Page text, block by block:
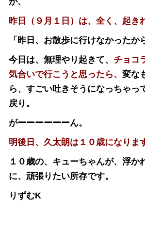
昨日（９月１日）は、全く、起き
「昨日、お散歩に行けなかったか
今日は、無理やり起きて、 チョコ
気合いで行こうと思ったら、 変な
ら、すごい吐きそうになっちゃっ
戻り。
がーーーーーーん。
明後日、久太朗は１０歳になりま
１０歳の、キューちゃんが、浮か
に、頑張りたい所存です。
りずむK